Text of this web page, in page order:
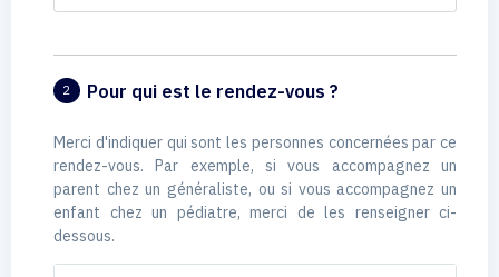
2 Pour qui est le rendez-vous ?
Merci d'indiquer qui sont les personnes concernées par ce
rendez-vous. Par exemple, si vous accompagnez un
parent chez un généraliste, ou si vous accompagnez un
enfant chez un pédiatre, merci de les renseigner ci-
dessous.